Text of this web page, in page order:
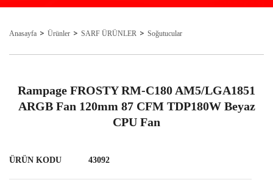
Anasayfa Ürünler SARF ÜRÜNLER Soğutucular
Rampage FROSTY RM-C180 AM5/LGA1851
ARGB Fan 120mm 87 CFM TDP180W Beyaz
CPU Fan
ÜRÜN KODU 43092